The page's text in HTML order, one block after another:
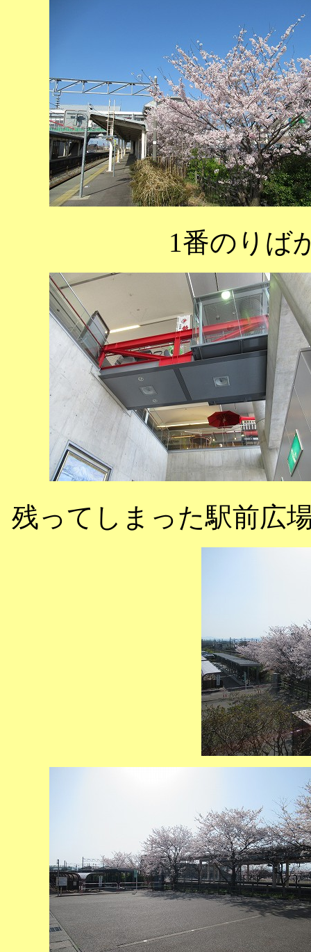
1番のりば
残ってしまった駅前広